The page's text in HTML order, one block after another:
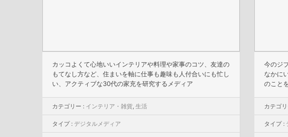
カッコよくて心地いいインテリアや料理や家事のコツ、友達の
もてなし方など、住まいを軸に仕事も趣味も人付合いにも忙し
い、アクティブな30代の家充を研究するメディア
カテゴリー : インテリア・雑貨, 生活
タイプ : デジタルメディア
今のジ
なかに
のこと
カテゴ
タイプ :